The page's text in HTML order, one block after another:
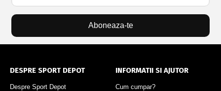
Aboneaza-te
DESPRE SPORT DEPOT
Despre Sport Depot
INFORMATII SI AJUTOR
Cum cumpar?